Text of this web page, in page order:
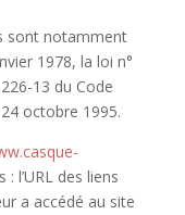
sont notamment
1978, la loi n°
13 du Code
octobre 1995.
l’URL des liens
a accédé au site